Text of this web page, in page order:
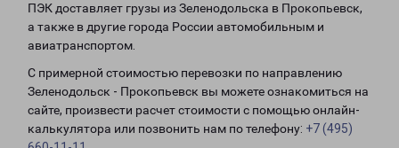
ПЭК доставляет грузы из Зеленодольска в Прокопьевск,
а также в другие города России автомобильным и
авиатранспортом.
С примерной стоимостью перевозки по направлению
Зеленодольск - Прокопьевск вы можете ознакомиться на
сайте, произвести расчет стоимости с помощью онлайн-
калькулятора или позвонить нам по телефону: +7 (495)